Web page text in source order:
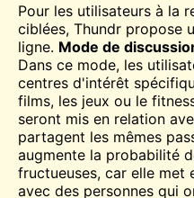
Pour les utilisateurs à la
ciblées, Thundr propose
ligne. Mode de
Dans ce mode, les
centres d'intérêt
films, les jeux ou le
seront mis en relation
partagent les mêmes
augmente la probabilité
fructueuses, car elle met
avec des personnes qui